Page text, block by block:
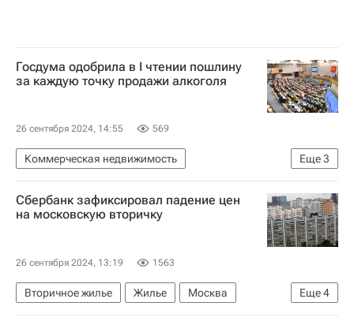
Госдума одобрила в I чтении пошлину
за каждую точку продажи алкоголя
26 сентября 2024, 14:55 569
Еще3
Коммерческая недвижимость
Сергей Рябухин (сенатор)
Госдума РФ
Законодательство
Сбербанк зафиксировал падение цен
на московскую вторичку
26 сентября 2024, 13:19 1563
Еще4
Вторичное жилье Жилье
Москва
Сбербанк России
ДомКлик
Россия